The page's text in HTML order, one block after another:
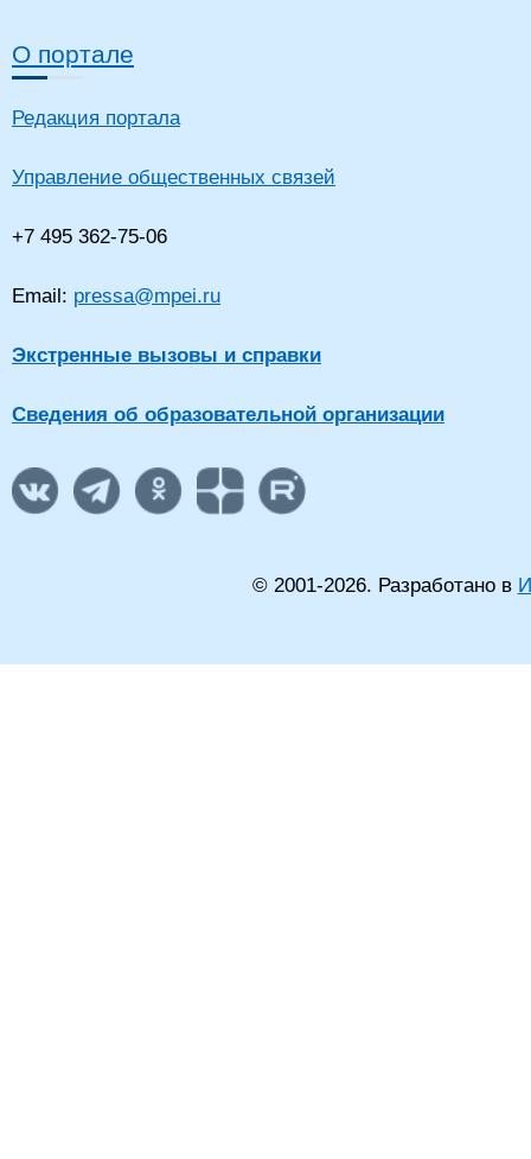
О портале
Редакция портала
Управление общественных связей
+7 495 362-75-06
Email: pressa@mpei.ru
Экстренные вызовы и справки
Сведения об образовательной организации
© 2001-2026. Разработано в